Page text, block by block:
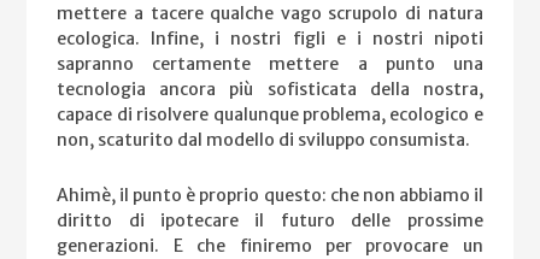
mettere a tacere qualche vago scrupolo di natura
ecologica. Infine, i nostri figli e i nostri nipoti
sapranno certamente mettere a punto una
tecnologia ancora più sofisticata della nostra,
capace di risolvere qualunque problema, ecologico e
non, scaturito dal modello di sviluppo consumista.
Ahimè, il punto è proprio questo: che non abbiamo il
diritto di ipotecare il futuro delle prossime
generazioni. E che finiremo per provocare un